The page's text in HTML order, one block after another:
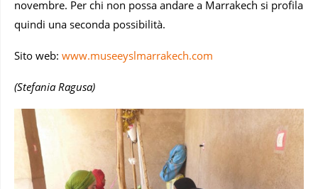
novembre. Per chi non possa andare a Marrakech si profila
quindi una seconda possibilità.
Sito web: www.museeyslmarrakech.com
(Stefania Ragusa)